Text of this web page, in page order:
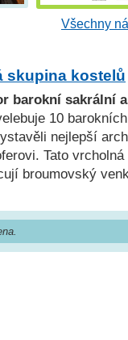
Všechny
skupina kostelů
barokní sakrální
10
nejlepší
Tato
broumovský